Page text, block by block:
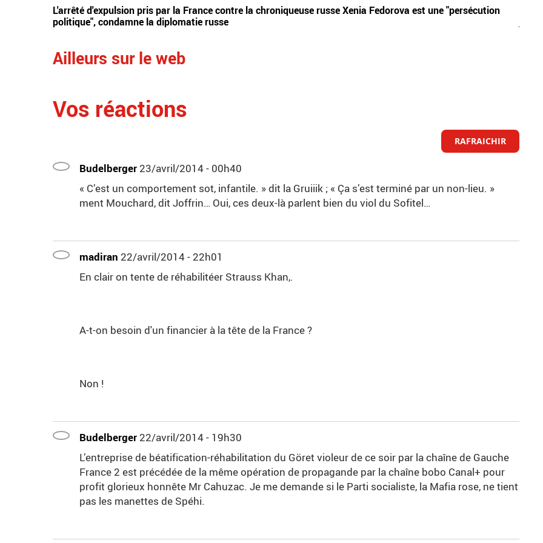
L'arrêté d'expulsion pris par la France contre la chroniqueuse russe Xenia Fedorova est une "persécution
politique", condamne la diplomatie russe
Ailleurs sur le web
Vos réactions
RAFRAICHIR
Budelberger 23/avril/2014 - 00h40
« C’est un comportement sot, infantile. » dit la Gruiiik ; « Ça s’est terminé par un non-lieu. »
ment Mouchard, dit Joffrin… Oui, ces deux-là parlent bien du viol du Sofitel…
madiran 22/avril/2014 - 22h01
En clair on tente de réhabilitéer Strauss Khan,.
A-t-on besoin d'un financier à la tête de la France ?
Non !
Budelberger 22/avril/2014 - 19h30
L’entreprise de béatification-réhabilitation du Göret violeur de ce soir par la chaîne de Gauche
France 2 est précédée de la même opération de propagande par la chaîne bobo Canal+ pour
profit glorieux honnête Mr Cahuzac. Je me demande si le Parti socialiste, la Mafia rose, ne tient
pas les manettes de Spéhi.